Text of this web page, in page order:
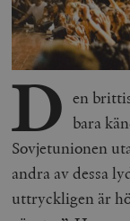
D en
bara
Sovjetunionen
andra av dessa
uttryckligen är